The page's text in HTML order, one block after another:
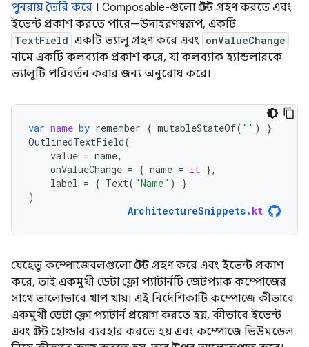
পুনরায় তৈরি করে । Composable-গুলো স্টেট গ্রহণ করতে এবং
ইভেন্ট প্রকাশ করতে পারে—উদাহরণস্বরূপ, একটি
TextField একটি ভ্যালু গ্রহণ করে এবং onValueChange
নামে একটি কলব্যাক প্রকাশ করে, যা কলব্যাক হ্যান্ডলারকে
ভ্যালুটি পরিবর্তন করার জন্য অনুরোধ করে।
var name by remember { mutableStateOf( "" )
}
OutlinedTextField(
value = name,
onValueChange = { name = it },
label = { Text( "Name" )
}
)
ArchitectureSnippets. kt
যেহেতু কম্পোজেবলগুলো স্টেট গ্রহণ করে এবং ইভেন্ট প্রকাশ
করে, তাই একমুখী ডেটা ফ্লো প্যাটার্নটি জেটপ্যাক কম্পোজের
সাথে ভালোভাবে খাপ খায়। এই নির্দেশিকাটি কম্পোজে কীভাবে
একমুখী ডেটা ফ্লো প্যাটার্ন প্রয়োগ করতে হয়, কীভাবে ইভেন্ট
এবং স্টেট হোল্ডার ব্যবহার করতে হয় এবং কম্পোজে ভিউমডেল